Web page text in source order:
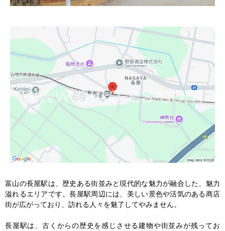
富山の長屋駅は、歴史ある街並みと現代的な魅力が融合した、魅力
溢れるエリアです。長屋駅周辺には、美しい景色や活気のある商店
街が広がっており、訪れる人々を魅了してやみません。
長屋駅は、古くからの歴史を感じさせる建物や街並みが残ってお